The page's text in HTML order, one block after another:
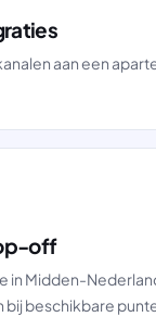
aan een
off
in Midden-
bij beschikbare